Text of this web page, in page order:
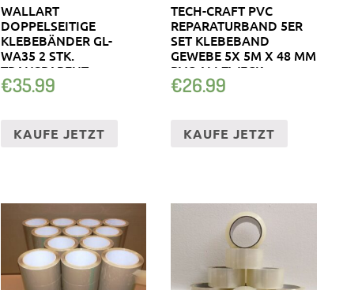
WALLART
DOPPELSEITIGE
KLEBEBÄNDER GL-
WA35 2 STK.
TRANSPARENT
€35.99
KAUFE JETZT
TECH-CRAFT PVC
REPARATURBAND 5ER
SET KLEBEBAND
GEWEBE 5X 5M X 48 MM
PVC ALLZWECK
€26.99
KAUFE JETZT